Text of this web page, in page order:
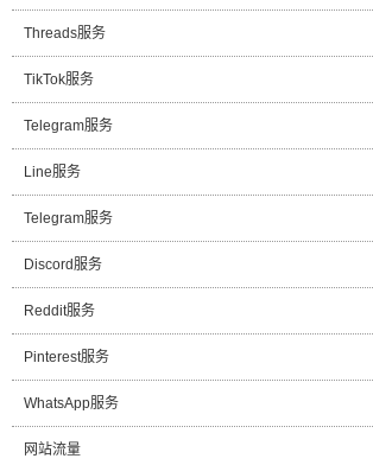
Threads服务
TikTok服务
Telegram服务
Line服务
Telegram服务
Discord服务
Reddit服务
Pinterest服务
WhatsApp服务
网站流量